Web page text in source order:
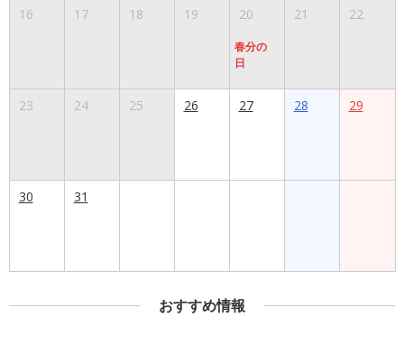
16 17 18 19 20
春分の
日
21 22
23 24 25 26 27 28 29
30 31
おすすめ情報